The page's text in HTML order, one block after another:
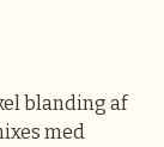
blanding af
med